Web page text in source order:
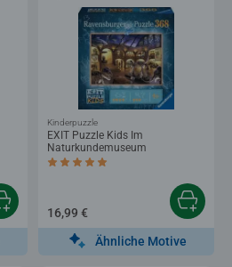
EXIT Puzzle Kids Im
Naturkundemuseum
Durchschnittliche Bewertung 5,0 von 5
Kinderpuzzle
16,99 €
Ähnliche Motive